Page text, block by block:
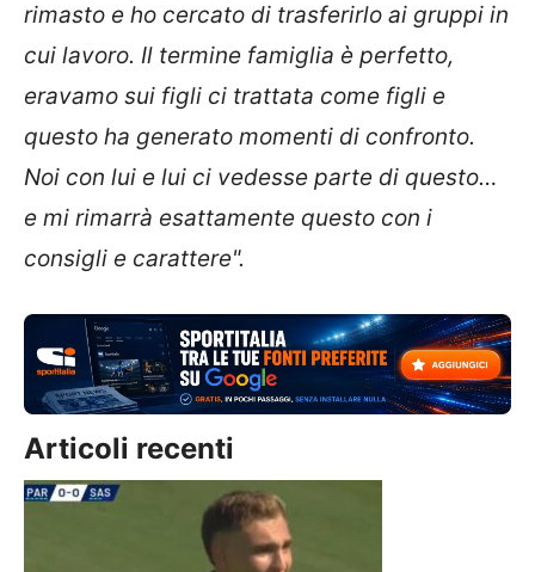
rimasto e ho cercato di trasferirlo ai gruppi in
cui lavoro. Il termine famiglia è perfetto,
eravamo sui figli ci trattata come figli e
questo ha generato momenti di confronto.
Noi con lui e lui ci vedesse parte di questo…
e mi rimarrà esattamente questo con i
consigli e carattere".
Articoli recenti